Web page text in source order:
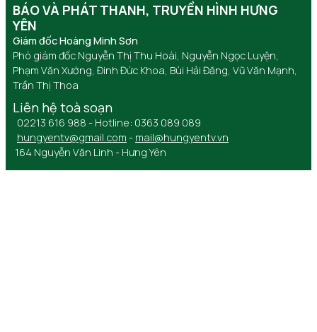
BÁO VÀ PHÁT THANH, TRUYỀN HÌNH HƯNG
YÊN
Giám đốc Hoàng Minh Sơn
Phó giám đốc Nguyễn Thị Thu Hoài, Nguyễn Ngọc Luyện,
Phạm Văn Xướng, Đinh Đức Khoa, Bùi Hải Đăng, Vũ Văn Mạnh,
Trần Thị Thoa
Liên hệ toà soạn
02213 616 988 - Hotline: 0363 089 089
hungyentv@gmail.com - mail@hungyentv.vn
164 Nguyễn Văn Linh - Hưng Yên